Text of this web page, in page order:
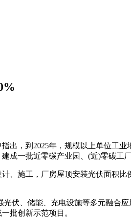
，到2025年，规模以上单位工
成一批近零碳产业园、(近)零碳工
施工，厂房屋顶安装光伏面积
伏、储能、充电设施等多元融合
批创新示范项目。